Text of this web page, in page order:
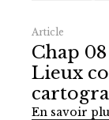
Article
Chap
Lieux
En savoir